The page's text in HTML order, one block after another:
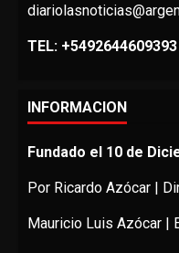
TEL:
INFORMACION
Fundado el 10 de
Por Ricardo Azócar |
Mauricio Luis Azócar |